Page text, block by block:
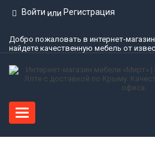
Войти или Регистрация
Добро пожаловать в интернет-
найдете качественную мебель от
Toggle
navigation